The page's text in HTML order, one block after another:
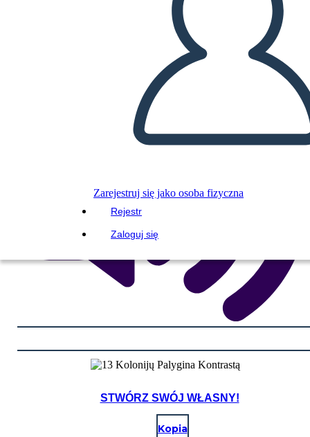
Zarejestruj się jako osoba fizyczna
Rejestr
Zaloguj się
ODTWARZANIE POKAZU SLAJDÓW
PRZECZYTAJ MI
STWÓRZ SWÓJ WŁASNY!
Kopia